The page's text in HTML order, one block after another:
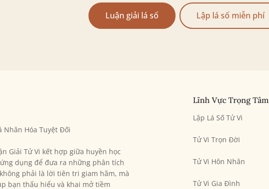
Luận giải lá số Lập lá số miễn phí
Nhân Hóa Tuyệt Đối
Giải Tử Vi kết hợp giữa huyền học
dụng để đưa ra những phân tích
phải là lời tiên tri giam hãm, mà
bạn thấu hiểu và khai mở tiềm
Lĩnh Vực Trọng Tâm
Lập Lá Số Tử Vi
Tử Vi Trọn Đời
Tử Vi Hôn Nhân
Tử Vi Gia Đình